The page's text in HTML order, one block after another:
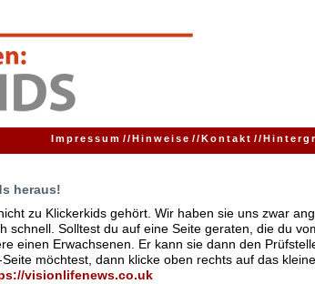
Impressum //Hinweise //Kontakt //
heraus!
zu Klickerkids gehört. Wir haben sie uns zwar
schnell. Solltest du auf eine Seite geraten, die du
einen Erwachsenen. Er kann sie dann den
möchtest, dann klicke oben rechts auf das
visionlifenews.co.uk